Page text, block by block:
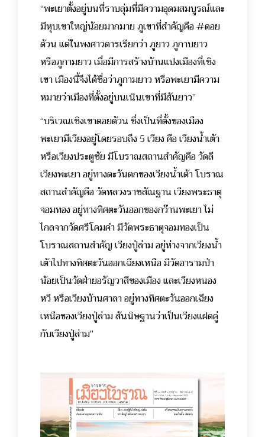
“พะเยาตั้งอยู่บนที่ราบลุ่มที่มีความอุดมสมบูรณ์และ
มีหุบเขาใหญ่น้อยมากมาย ภูเขาที่สำคัญคือ #ดอย
ด้วน แต่ในพงศาวดารเรียกว่า ภูยาว ภูกาบยาว
หรือภูกามยาว เมื่อมีการสร้างบ้านแปงเมืองที่เชิง
เขา เมืองนี้จึงได้ชื่อว่าภูกามยาว หรือพะเยามีความ
หมายว่าเมืองที่ตั้งอยู่บนเนินเขาที่มีสันยาว”
“บริเวณเชิงเขาดอยด้วน ซึ่งเป็นที่ตั้งของเมือง
พะเยามีเวียงอยู่โดยรอบถึง 5 เวียง คือ เวียงน้ำเต้า
หรือเวียงประตูชัย มีโบราณสถานสำคัญคือ วัดลี
เวียงพะเยา อยู่ทางตะวันตกของเวียงน้ำเต้า โบราณ
สถานสำคัญคือ วัดหลวงราชสัณฐาน เวียงพระธาตุ
จอมทอง อยู่ทางทิศตะวันออกของกว๊านพะเยา ไม่
ไกลจากวัดศรีโคมคำ มีวัดพระธาตุจอมทองเป็น
โบราณสถานสำคัญ เวียงปู่ล่าม อยู่ห่างจากเวียงน้ำ
เต้าไปทางทิศตะวันออกเฉียงเหนือ มีวัดอารามป่า
น้อยเป็นวัดฝ่ายอรัญวาสีของเมือง และเวียงหนอง
หวี หรือเวียงบ้านศาลา อยู่ทางทิศตะวันออกเฉียง
เหนือของเวียงปู่ล่าม สันนิษฐานว่าเป็นเวียงแฝดคู่
กับเวียงปู่ล่าม”